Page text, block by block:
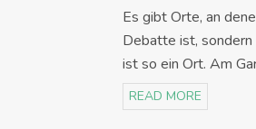
Es gibt Orte, an
Debatte ist,
ist so ein Ort. Am
READ MORE